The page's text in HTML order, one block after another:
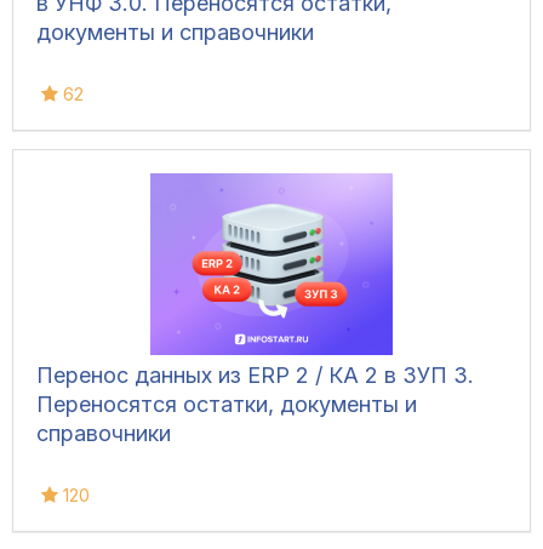
документы и справочники
62
Перенос данных из ERP 2 / КА 2 в ЗУП 3.
Переносятся остатки, документы и
справочники
120